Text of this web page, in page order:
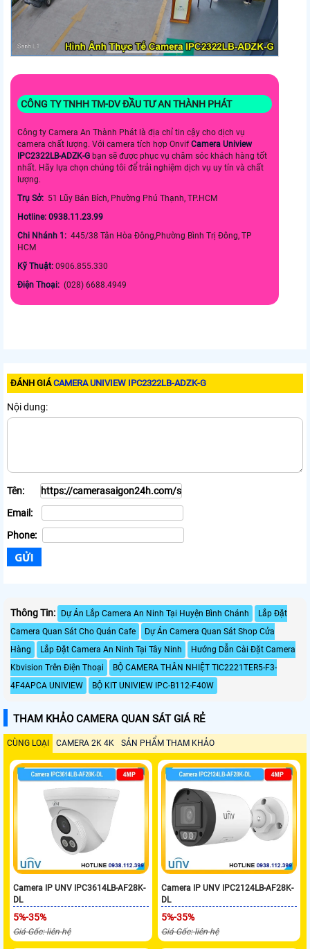
CÔNG TY TNHH TM-DV ĐẦU TƯ AN THÀNH PHÁT
Công ty Camera An Thành Phát là địa chỉ tin cậy cho dịch vụ
camera chất lượng. Với camera tích hợp OnvifCamera Uniview
IPC2322LB-ADZK-G bạn sẽ được phục vụ chăm sóc khách hàng tốt
nhất. Hãy lựa chọn chúng tôi để trải nghiệm dịch vụ uy tín và chất
lượng.
Trụ Sở: 51 Lũy Bán Bích, Phường Phú Thạnh, TP.HCM
Hotline: 0938.11.23.99
Chi Nhánh 1: 445/38 Tân Hòa Đông,Phường Bình Trị Đông, TP
HCM
Kỹ Thuật: 0906.855.330
Điện Thoại: (028) 6688.4949
ĐÁNH GIÁCAMERA UNIVIEW IPC2322LB-ADZK-G
Nội dung:
Tên:
Email:
Phone:
Thông Tin: Dự Án Lắp Camera An Ninh Tại Huyện Bình Chánh
Lắp Đặt
Camera Quan Sát Cho Quán Cafe
Dự Án Camera Quan Sát Shop Cửa
Hàng
Lắp Đặt Camera An Ninh Tại Tây Ninh
Hướng Dẫn Cài Đặt Camera
Kbvision Trên Điện Thoại
BỘ CAMERA THÂN NHIỆT TIC2221TER5-F3-
4F4APCA UNIVIEW
BỘ KIT UNIVIEW IPC-B112-F40W
THAM KHẢO CAMERA QUAN SÁT GIÁ RẺ
CÙNG LOẠI CAMERA 2K 4K SẢN PHẨM THAM KHẢO
Camera IP UNV IPC3614LB-AF28K-
DL
5%-35%
Giá Gốc: liên hệ
Camera IP UNV IPC2124LB-AF28K-
DL
5%-35%
Giá Gốc: liên hệ